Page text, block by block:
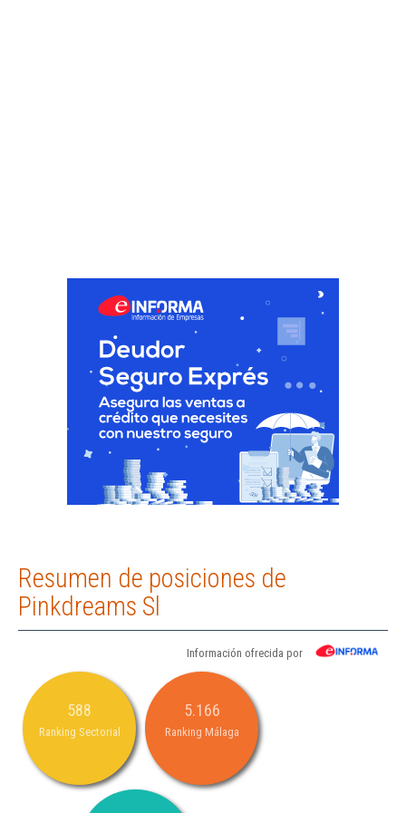
Resumen de posiciones de
Pinkdreams Sl
Información ofrecida por
588
Ranking Sectorial
5.166
Ranking Málaga